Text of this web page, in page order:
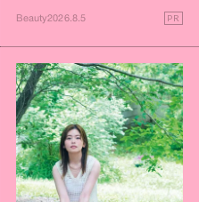
Beauty2026.8.5 PR